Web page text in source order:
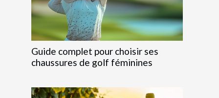
Guide complet pour choisir ses
chaussures de golf féminines